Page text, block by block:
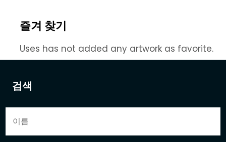
검색
즐겨 찾기
Uses has not added any artwork as favorite.